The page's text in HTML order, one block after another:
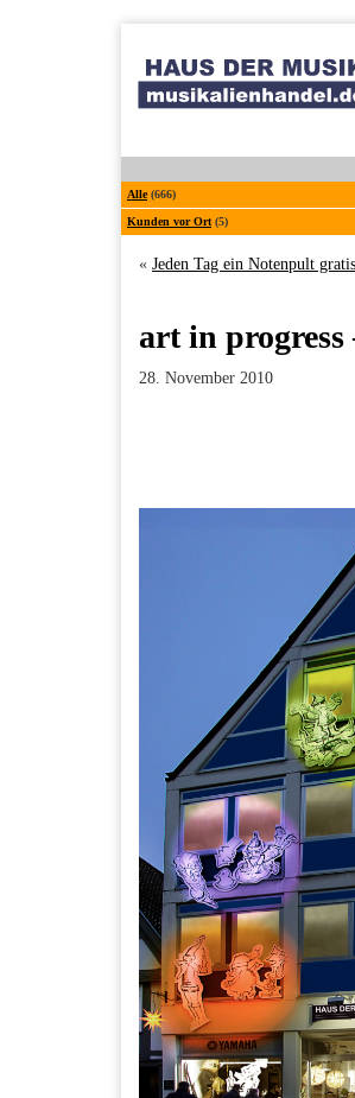
Alle(666)
Kunden vor Ort (5)
« Jeden Tag ein Notenpult
art in progress
28. November 2010